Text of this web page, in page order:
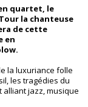
quartet, le
la chanteuse
de cette
en
la luxuriance folle
les tragédies du
jazz, musique